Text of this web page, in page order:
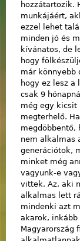
hozzátartozik.
munkájáért,
ezzel lehet
minden jó és
kívánatos, de
hogy
már könnyebb
hogy ez lesz a
csak 9
még egy kicsit
megterhelő.
megdöbbentő,
nem alkalmas
generációtok,
minket még
vagyunk-e
vittek. Az, aki
alkalmas lett
mindenki azt
akarok,
Magyarország